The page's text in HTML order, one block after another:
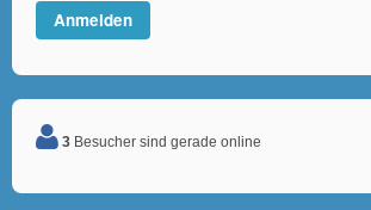
3 Besucher sind gerade online